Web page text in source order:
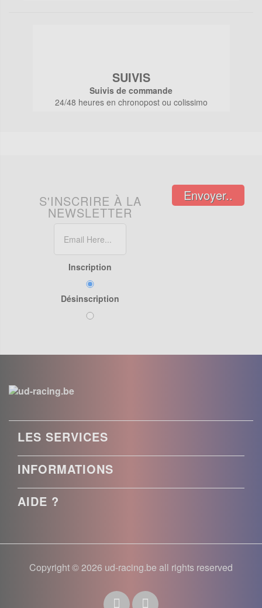
SUIVIS
Suivis de commande
24/48 heures en chronopost ou colissimo
S'INSCRIRE À LA
NEWSLETTER
Inscription
Désinscription
Envoyer..
LES SERVICES
INFORMATIONS
AIDE ?
Copyright © 2026 ud-racing.be all rights reserved